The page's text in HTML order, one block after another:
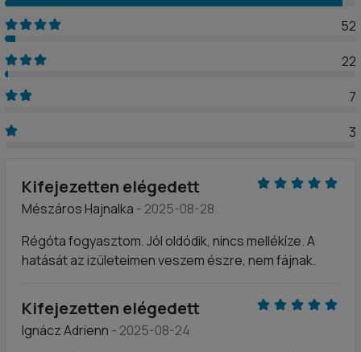
52
22
7
3
Kifejezetten elégedett
Mészáros Hajnalka - 2025-08-28
Régóta fogyasztom. Jól oldódik, nincs mellékíze. A
hatását az izületeimen veszem észre, nem fájnak.
Kifejezetten elégedett
Ignácz Adrienn - 2025-08-24